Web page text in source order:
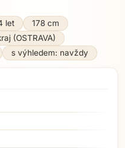
let
178 cm
(OSTRAVA)
s výhledem: navždy